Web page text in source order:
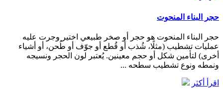
حجر البناء المنحوت
حجر البناء المنحوت هو حجر أو صخر طبيعي اختير وجرت عليه
عمليات تشطيب (مثلًا، شُذب أو قُطع أو جوّف أو طُحن، أو أشياء
أخرى) لتأمين شكل أو حجم معينين. يُعتبر لون الحجر ونسيجه
ونمطه ونوع تشطيب سطحه ...
اقرأ أكثر